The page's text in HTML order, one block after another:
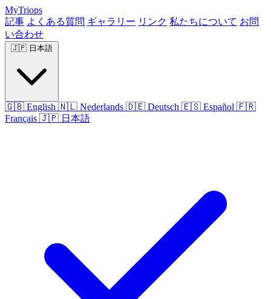
MyTriops
記事 よくある質問 ギャラリー リンク 私たちについて お問
い合わせ
🇯🇵 日本語
🇬🇧 English 🇳🇱 Nederlands 🇩🇪 Deutsch 🇪🇸 Español 🇫🇷
Français 🇯🇵 日本語